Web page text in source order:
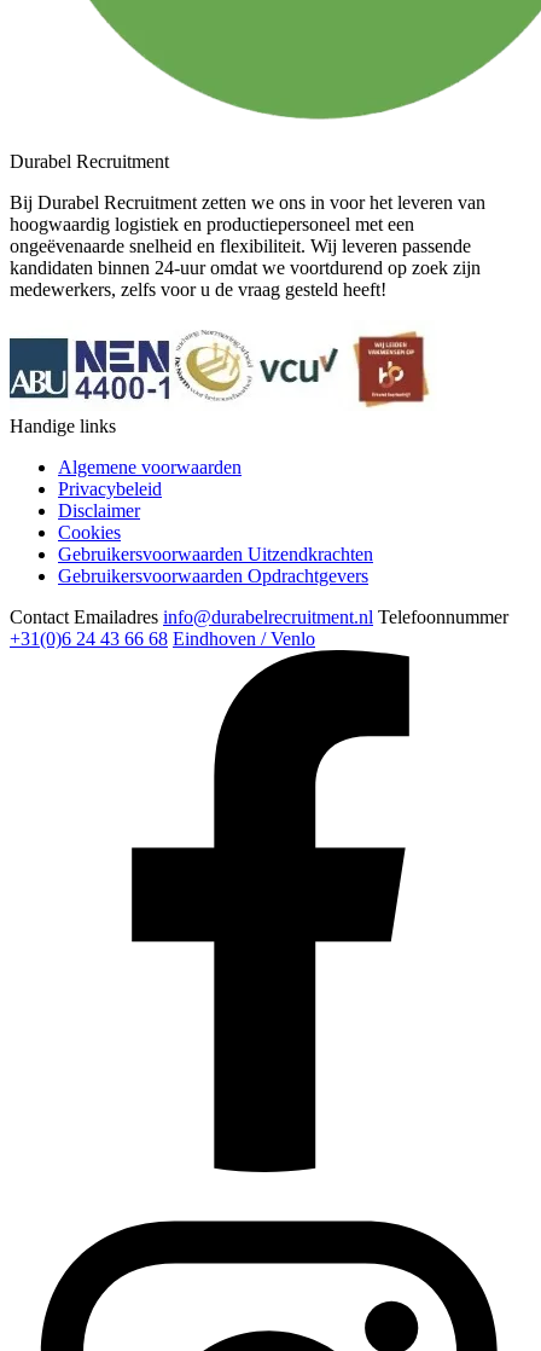
Durabel Recruitment
Bij Durabel Recruitment zetten we ons in voor het leveren van
hoogwaardig logistiek en productiepersoneel met een
ongeëvenaarde snelheid en flexibiliteit. Wij leveren passende
kandidaten binnen 24-uur omdat we voortdurend op zoek zijn
medewerkers, zelfs voor u de vraag gesteld heeft!
Handige links
Algemene voorwaarden
Privacybeleid
Disclaimer
Cookies
Gebruikersvoorwaarden Uitzendkrachten
Gebruikersvoorwaarden Opdrachtgevers
Contact Emailadres info@durabelrecruitment.nl Telefoonnummer
+31(0)6 24 43 66 68 Eindhoven / Venlo